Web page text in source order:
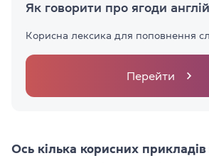
Як говорити про ягоди
Корисна лексика для поповнення
Перейти
Ось кілька корисних прикладів